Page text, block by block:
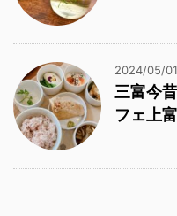
2024/05/01
三富今
フェ上富